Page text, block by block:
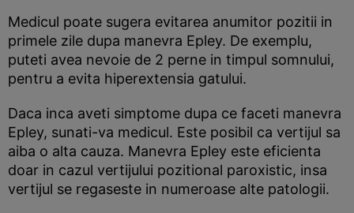
Medicul poate sugera evitarea anumitor pozitii in
primele zile dupa manevra Epley. De exemplu,
puteti avea nevoie de 2 perne in timpul somnului,
pentru a evita hiperextensia gatului.
Daca inca aveti simptome dupa ce faceti manevra
Epley, sunati-va medicul. Este posibil ca vertijul sa
aiba o alta cauza. Manevra Epley este eficienta
doar in cazul vertijului pozitional paroxistic, insa
vertijul se regaseste in numeroase alte patologii.